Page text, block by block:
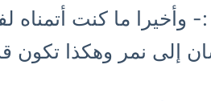
وأخيرا ما كنت أتمناه
إلى نمر وهكذا تكون